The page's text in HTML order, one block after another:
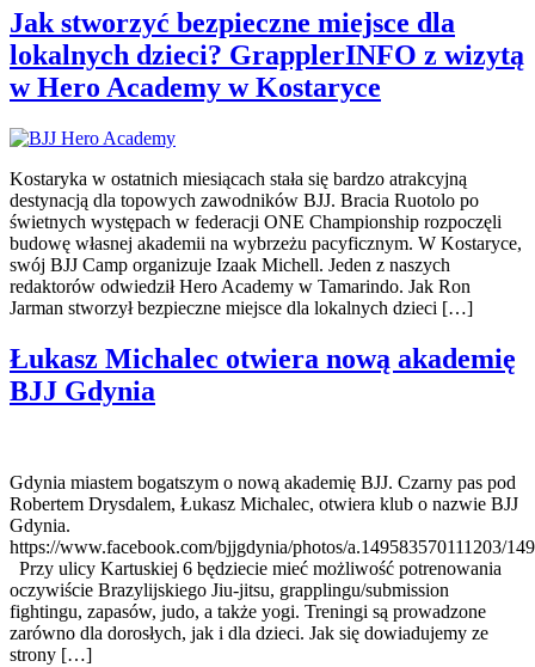
Jak stworzyć bezpieczne miejsce dla
lokalnych dzieci? GrapplerINFO z wizytą
w Hero Academy w Kostaryce
Kostaryka w ostatnich miesiącach stała się bardzo atrakcyjną
destynacją dla topowych zawodników BJJ. Bracia Ruotolo po
świetnych występach w federacji ONE Championship rozpoczęli
budowę własnej akademii na wybrzeżu pacyficznym. W Kostaryce,
swój BJJ Camp organizuje Izaak Michell. Jeden z naszych
redaktorów odwiedził Hero Academy w Tamarindo. Jak Ron
Jarman stworzył bezpieczne miejsce dla lokalnych dzieci […]
Łukasz Michalec otwiera nową akademię
BJJ Gdynia
Gdynia miastem bogatszym o nową akademię BJJ. Czarny pas pod
Robertem Drysdalem, Łukasz Michalec, otwiera klub o nazwie BJJ
Gdynia.
https://www.facebook.com/bjjgdynia/photos/a.149583570111203/
Przy ulicy Kartuskiej 6 będziecie mieć możliwość potrenowania
oczywiście Brazylijskiego Jiu-jitsu, grapplingu/submission
fightingu, zapasów, judo, a także yogi. Treningi są prowadzone
zarówno dla dorosłych, jak i dla dzieci. Jak się dowiadujemy ze
strony […]